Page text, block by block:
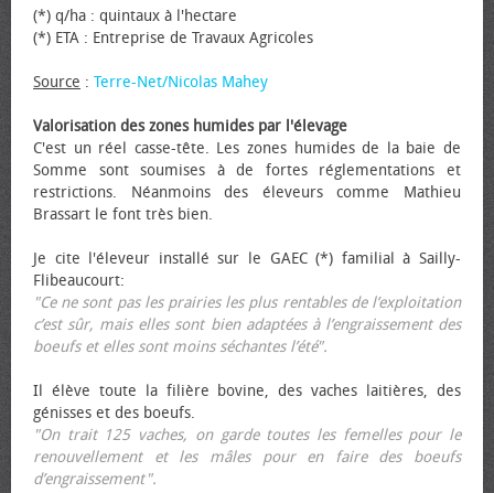
(*) q/ha : quintaux à l'hectare
(*) ETA : Entreprise de Travaux Agricoles
Source : Terre-Net/Nicolas Mahey
Valorisation des zones humides par l'élevage
C'est un réel casse-tête. Les zones humides de la baie de
Somme sont soumises à de fortes réglementations et
restrictions. Néanmoins des éleveurs comme Mathieu
Brassart le font très bien.
Je cite l'éleveur installé sur le GAEC (*) familial à Sailly-
Flibeaucourt:
"Ce ne sont pas les prairies les plus rentables de l’exploitation
c’est sûr, mais elles sont bien adaptées à l’engraissement des
bœufs et elles sont moins séchantes l’été".
Il élève toute la filière bovine, des vaches laitières, des
génisses et des bœufs.
"On trait 125 vaches, on garde toutes les femelles pour le
renouvellement et les mâles pour en faire des bœufs
d’engraissement".